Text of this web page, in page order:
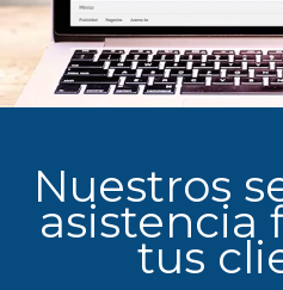
Nuestros
asistencia
tus